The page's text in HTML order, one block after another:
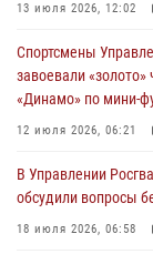
В Ядрине
01 августа 2026, 06:12
1 августа – День
Российской
Директор
поздравил
13 июля 2026, 12:02
Спортсмены
завоевали
«Динамо» по мини-
12 июля 2026, 06:21
В Управлении
обсудили вопросы
18 июля 2026, 06:58